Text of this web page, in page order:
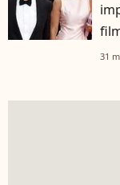
31